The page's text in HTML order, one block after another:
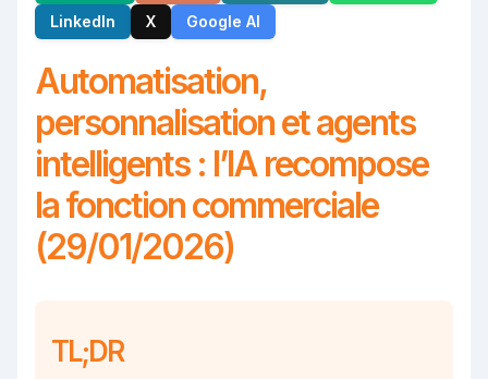
LinkedIn
X Google AI
Automatisation,
personnalisation et agents
intelligents : l’IA recompose
la fonction commerciale
(29/01/2026)
TL;DR